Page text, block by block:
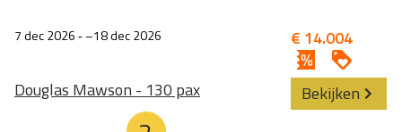
7 dec 2026‐ 18 dec 2026
Douglas Mawson - 130 pax
€ 14.004
Bekijken